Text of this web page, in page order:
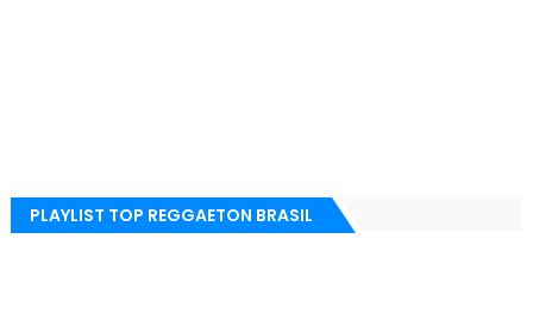
PLAYLIST TOP REGGAETON BRASIL